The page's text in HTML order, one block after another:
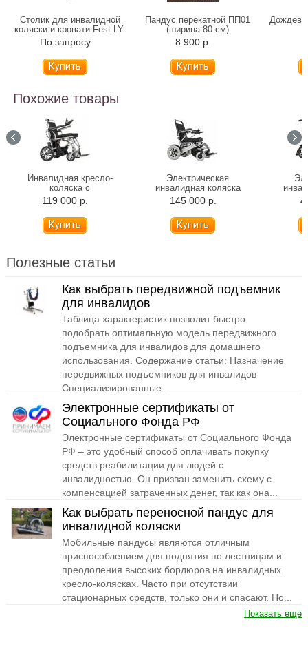
Столик для инвалидной
коляски и кровати Fest LY-
600-119
По запросу
Пандус перекатной ПП01
(ширина 80 см)
8 900 р.
Похожие товары
Инвалидная кресло-
коляска с
электроприводом Ortonica
Pulse 620 (складная)
119 000 р.
Электрическая
инвалидная коляска
Ortonica Pulse 640
(складная)
145 000 р.
Полезные статьи
Как выбрать передвижной подъемник
для инвалидов
Таблица характеристик позволит быстро
подобрать оптимальную модель передвижного
подъемника для инвалидов для домашнего
использования. Содержание статьи: Назначение
передвижных подъемников для инвалидов
Специализированные...
Электронные сертификаты от
Социального Фонда РФ
Электронные сертификаты от Социального Фонда
РФ – это удобный способ оплачивать покупку
средств реабилитации для людей с
инвалидностью. Он призван заменить схему с
компенсацией затраченных денег, так как она...
Как выбрать переносной пандус для
инвалидной коляски
Мобильные пандусы являются отличным
приспособлением для поднятия по лестницам и
преодоления высоких бордюров на инвалидных
кресло-колясках. Часто при отсутствии
стационарных средств, только они и спасают. Но...
Показать еще